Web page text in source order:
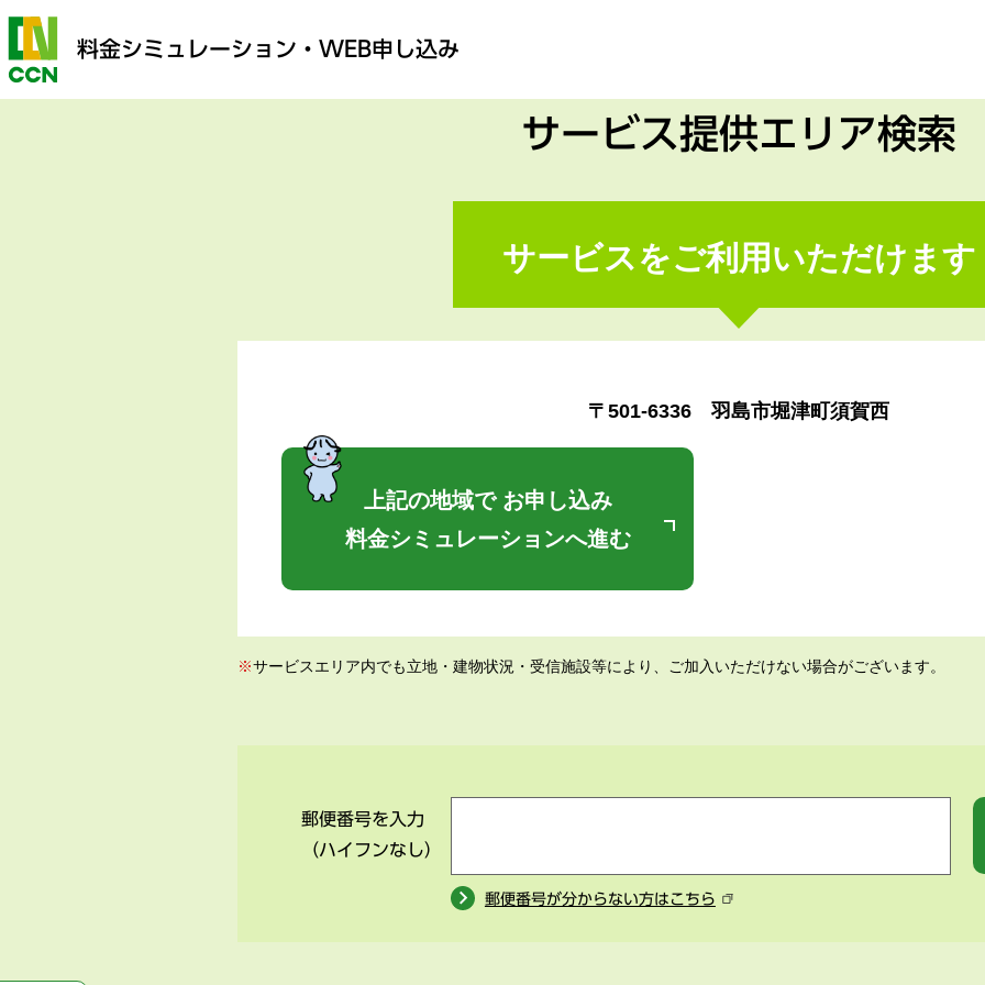
料金シミュレーション ・WEB申し込み
サービス提供エリア検索
サービスをご利用いただけます
〒501-6336 羽島市堀津町須賀西
上記の地域で お申し込み
料金シミュレーションへ進む
※サービスエリア内でも立地・建物状況・受信施設等により、ご加入いただけない場合がございます。
郵便番号を入力
（ハイフンなし）
郵便番号が分からない方はこちら